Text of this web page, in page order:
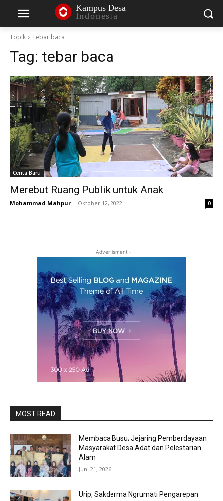
Kampus Desa
Indonesia
Topik Tebar baca
Tag: tebar baca
Cerita Baru
Merebut Ruang Publik untuk Anak
Mohammad Mahpur - Oktober 12, 2022 0
- Advertisment -
MOST READ
Membaca Busu; Jejaring Pemberdayaan
Masyarakat Desa Adat dan Pelestarian
Alam
Juni 21, 2026
Urip, Sakderma Ngrumati Pengarepan